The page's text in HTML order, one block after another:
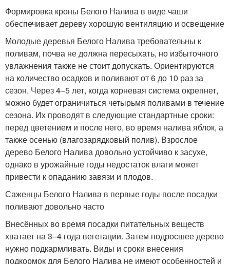
Формировка кроны Белого Налива в виде чаши
обеспечивает дереву хорошую вентиляцию и освещение
Молодые деревья Белого Налива требовательны к
поливам, почва не должна пересыхать, но избыточного
увлажнения также не стоит допускать. Ориентируются
на количество осадков и поливают от 6 до 10 раз за
сезон. Через 4–5 лет, когда корневая система окрепнет,
можно будет ограничиться четырьмя поливами в течение
сезона. Их проводят в следующие стандартные сроки:
перед цветением и после него, во время налива яблок, а
также осенью (влагозарядковый полив). Взрослое
дерево Белого Налива довольно устойчиво к засухе,
однако в урожайные годы недостаток влаги может
привести к опаданию завязи и плодов.
Саженцы Белого Налива в первые годы после посадки
поливают довольно часто
Внесённых во время посадки питательных веществ
хватает на 3–4 года вегетации. Затем подросшее дерево
нужно подкармливать. Виды и сроки внесения
подкормок для Белого Налива не имеют особенностей и